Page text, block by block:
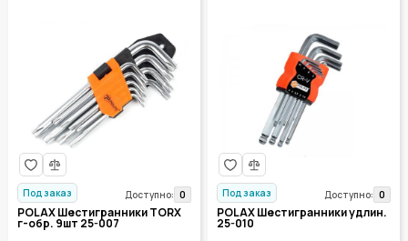
Под заказ Доступно: 0
POLAX Шестигранники TORX
г-обр. 9шт 25-007
Под заказ Доступно: 0
POLAX Шестигранники удлин.
25-010